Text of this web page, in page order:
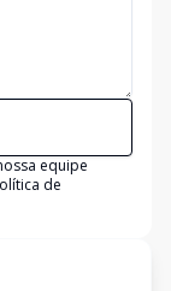
equipe
de